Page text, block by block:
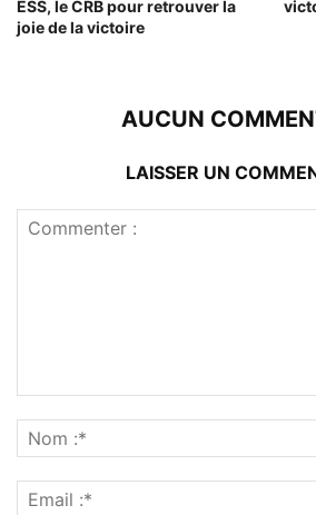
ESS, le CRB pour retrouver la
joie de la victoire
AUCUN
LAISSER UN